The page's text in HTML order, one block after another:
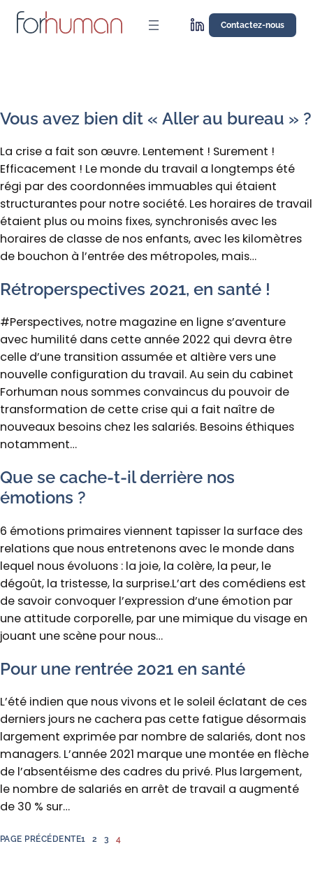
Aller
Contactez-nous
Vous avez bien dit « Aller au bureau » ?
La crise a fait son œuvre. Lentement ! Surement !
Efficacement ! Le monde du travail a longtemps été
régi par des coordonnées immuables qui étaient
structurantes pour notre société. Les horaires de travail
étaient plus ou moins fixes, synchronisés avec les
horaires de classe de nos enfants, avec les kilomètres
de bouchon à l’entrée des métropoles, mais…
Rétroperspectives 2021, en santé !
#Perspectives, notre magazine en ligne s’aventure
avec humilité dans cette année 2022 qui devra être
celle d’une transition assumée et altière vers une
nouvelle configuration du travail. Au sein du cabinet
Forhuman nous sommes convaincus du pouvoir de
transformation de cette crise qui a fait naître de
nouveaux besoins chez les salariés. Besoins éthiques
notamment…
Que se cache-t-il derrière nos
émotions ?
6 émotions primaires viennent tapisser la surface des
relations que nous entretenons avec le monde dans
lequel nous évoluons : la joie, la colère, la peur, le
dégoût, la tristesse, la surprise.L’art des comédiens est
de savoir convoquer l’expression d’une émotion par
une attitude corporelle, par une mimique du visage en
jouant une scène pour nous…
Pour une rentrée 2021 en santé
L’été indien que nous vivons et le soleil éclatant de ces
derniers jours ne cachera pas cette fatigue désormais
largement exprimée par nombre de salariés, dont nos
managers. L’année 2021 marque une montée en flèche
de l’absentéisme des cadres du privé. Plus largement,
le nombre de salariés en arrêt de travail a augmenté
de 30 % sur…
PAGE PRÉCÉDENTE1 2 3 4